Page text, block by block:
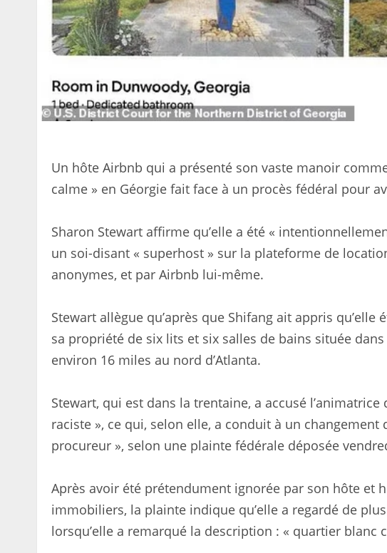
Un hôte Airbnb qui a présenté son vaste manoir
calme » en Géorgie fait face à un procès fédéral pour
Sharon Stewart affirme qu’elle a été «
un soi-disant « superhost » sur la plateforme de
anonymes, et par Airbnb lui-même.
Stewart allègue qu’après que Shifang ait appris
sa propriété de six lits et six salles de bains située
environ 16 miles au nord d’Atlanta.
Stewart, qui est dans la trentaine, a accusé
raciste », ce qui, selon elle, a conduit à un
procureur », selon une plainte fédérale déposée
Après avoir été prétendument ignorée par son hôte et
immobiliers, la plainte indique qu’elle a regardé de
lorsqu’elle a remarqué la description : « quartier blanc